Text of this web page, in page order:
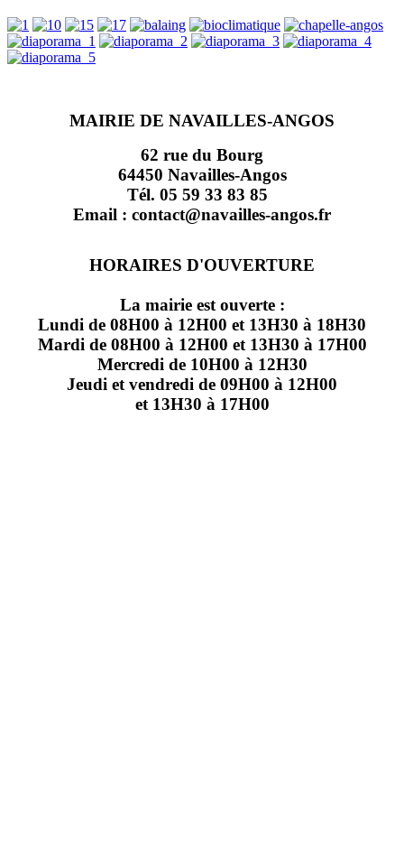
MAIRIE DE NAVAILLES-ANGOS
62 rue du Bourg
64450 Navailles-Angos
Tél. 05 59 33 83 85
Email : contact@navailles-angos.fr
HORAIRES D'OUVERTURE
La mairie est ouverte :
Lundi de 08H00 à 12H00 et 13H30 à 18H30
Mardi de 08H00 à 12H00 et 13H30 à 17H00
Mercredi de 10H00 à 12H30
Jeudi et vendredi de 09H00 à 12H00
et 13H30 à 17H00